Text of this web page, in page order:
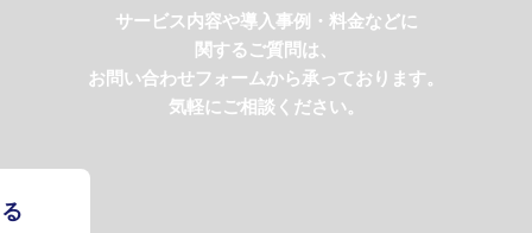
サービス内容や導入事例・料金などに
関するご質問は、
お問い合わせフォームから承っております。
気軽にご相談ください。